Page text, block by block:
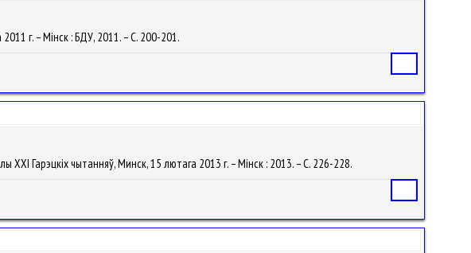
2011 г. – Мінск : БДУ, 2011. – С. 200-201.
XXI Гарэцкіх чытанняў, Минск, 15 лютага 2013 г. – Мінск : 2013. – С. 226-228.